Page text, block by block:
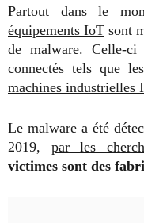
Partout dans le
équipements IoT sont
de malware. Celle-
connectés tels que
machines industrielles
Le malware a été
2019, par les
victimes sont des